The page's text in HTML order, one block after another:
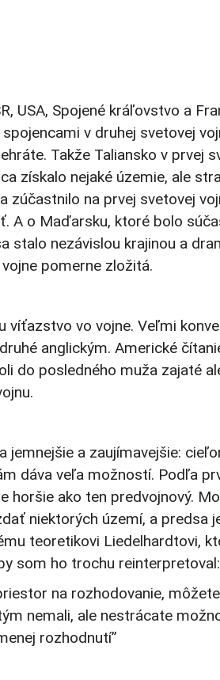
USA, Spojené kráľovstvo a
v druhej svetovej
Takže Taliansko v prvej
získalo nejaké územie, ale
zúčastnilo na prvej svetovej
A o Maďarsku, ktoré bolo
stalo nezávislou krajinou a
pomerne zložitá.
víťazstvo vo vojne. Veľmi
anglickým. Americké
do posledného muža zajaté
jemnejšie a zaujímavejšie:
dáva veľa možností. Podľa
horšie ako ten predvojnový.
niektorých území, a predsa
teoretikovi Liedelhardtovi,
som ho trochu reinterpretoval:
na rozhodovanie,
nemali, ale nestrácate
rozhodnutí”